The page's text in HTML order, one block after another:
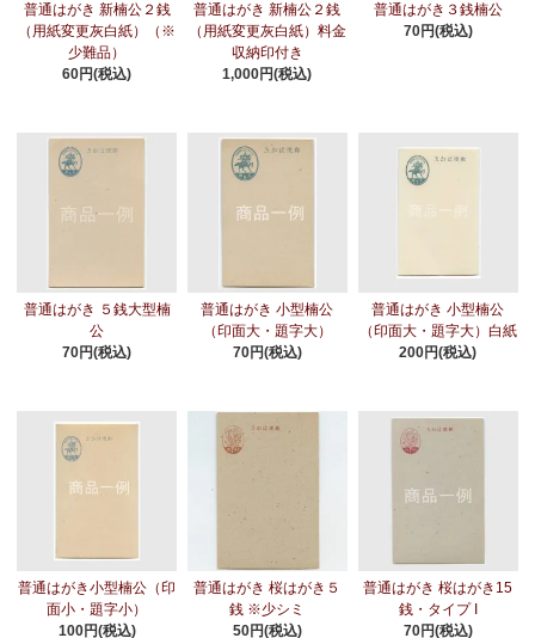
普通はがき 新楠公２銭
（用紙変更灰白紙）（※
少難品）
60円(税込)
普通はがき 新楠公２銭
（用紙変更灰白紙）料金
収納印付き
1,000円(税込)
普通はがき３銭楠公
70円(税込)
普通はがき ５銭大型楠
公
70円(税込)
普通はがき 小型楠公
（印面大・題字大）
70円(税込)
普通はがき 小型楠公
（印面大・題字大）白紙
200円(税込)
普通はがき小型楠公（印
面小・題字小）
100円(税込)
普通はがき 桜はがき５
銭 ※少シミ
50円(税込)
普通はがき 桜はがき15
銭・タイプ I
70円(税込)